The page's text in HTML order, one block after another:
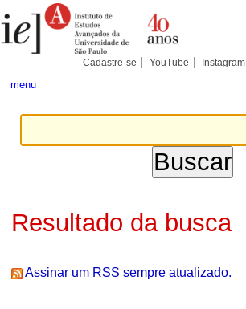
para
conteúdo.
Pessoais
Cadastre-se YouTube Instagram
menu
Resultado da busca
Assinar um RSS sempre atualizado.